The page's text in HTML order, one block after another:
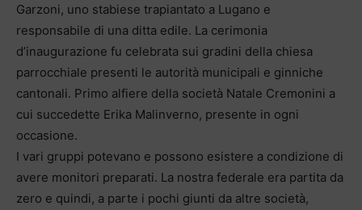
Garzoni, uno stabiese trapiantato a Lugano e
responsabile di una ditta edile. La cerimonia
d’inaugurazione fu celebrata sui gradini della chiesa
parrocchiale presenti le autorità municipali e ginniche
cantonali. Primo alfiere della società Natale Cremonini a
cui succedette Erika Malinverno, presente in ogni
occasione.
I vari gruppi potevano e possono esistere a condizione di
avere monitori preparati. La nostra federale era partita da
zero e quindi, a parte i pochi giunti da altre società,